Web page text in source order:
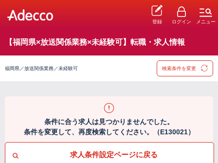
登録 ログイン メニュー
【福岡県×放送関係業務×未経験可】転職・求人情報
福岡県／放送関係業務／未経験可 検索条件を変更
条件に合う求人は見つかりませんでした。
条件を変更して、再度検索してください。（E130021）
求人条件設定ページに戻る